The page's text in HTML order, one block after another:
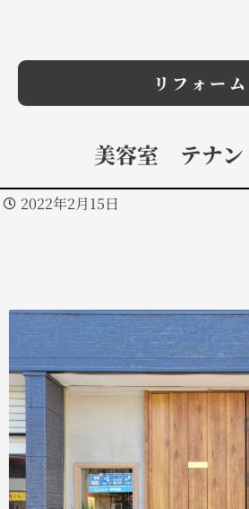
リフォーム
美容室 テナン
2022年2月15日